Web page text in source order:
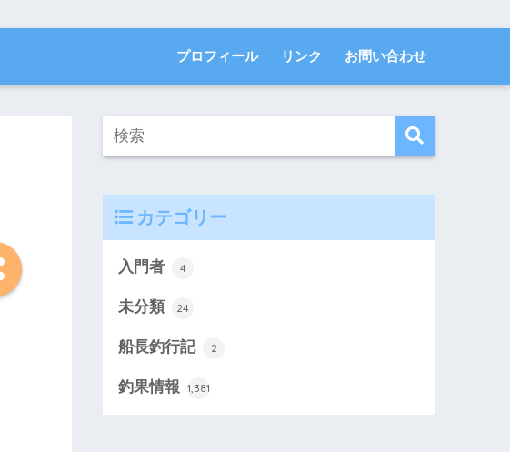
プロフィール リンク お問い合わせ
カテゴリー
入門者 4
未分類 24
船長釣行記 2
釣果情報 1,381